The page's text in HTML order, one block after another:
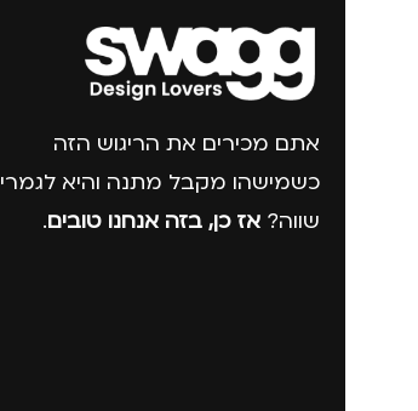
אתם מכירים את הריגוש הזה
כשמישהו מקבל מתנה והיא לגמרי
שווה? אז כן, בזה אנחנו טובים.